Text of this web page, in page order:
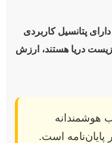
پتانسیل کاربردی
دریا هستند، ارزش
هوشمندانه
است.